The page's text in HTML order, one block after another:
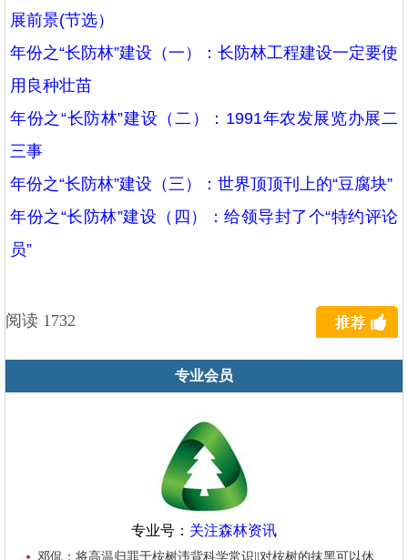
展前景(节选）
年份之“长防林”建设（一）：长防林工程建设一定要使
用良种壮苗
年份之“长防林”建设（二）：1991年农发展览办展二
三事
年份之“长防林”建设（三）：世界顶顶刊上的“豆腐块”
年份之“长防林”建设（四）：给领导封了个“特约评论
员”
阅读 1732
专业会员
专业号： 关注森林资讯
邓侃：将高温归罪于桉树违背科学常识||对桉树的抹黑可以休